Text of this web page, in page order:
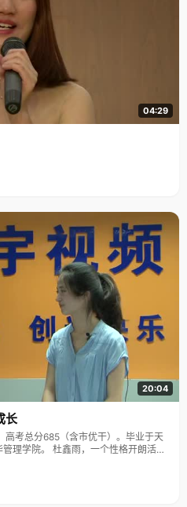
04:29
20:04
长
高考总分685（含市优干）。毕业于天
一个性格开朗活
她聊天的过程中，她的笑声能够感染
们认识到了生活中真实的她。 童年